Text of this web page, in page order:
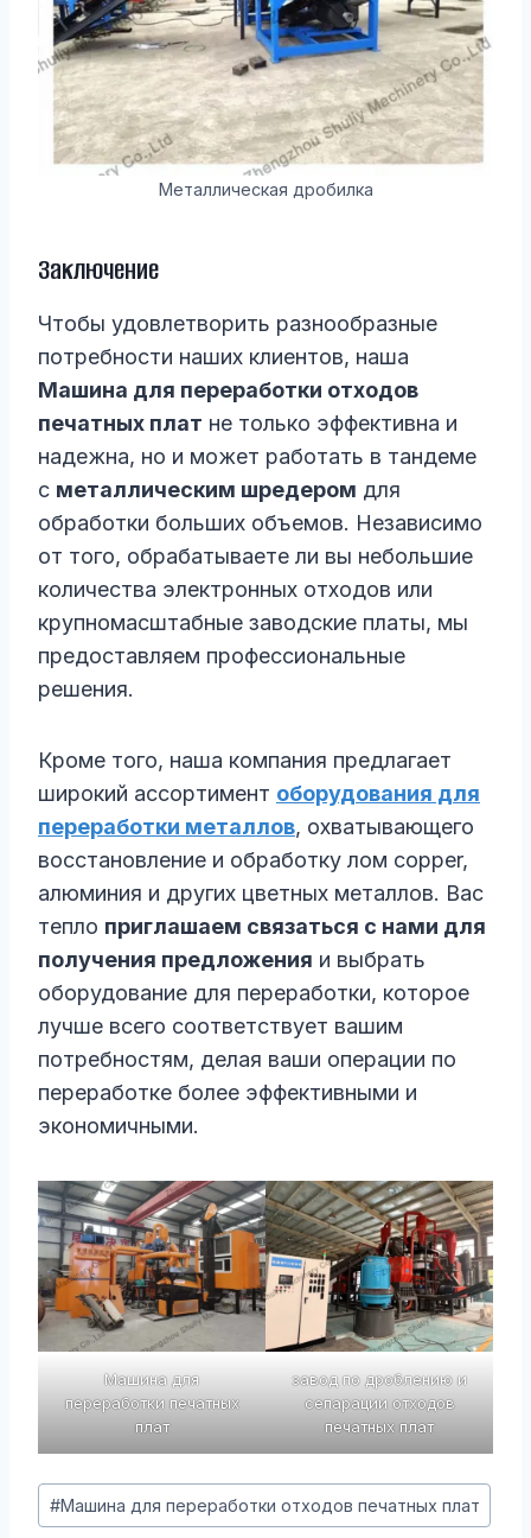
Металлическая дробилка
Заключение
Чтобы удовлетворить разнообразные
потребности наших клиентов, наша
Машина для переработки отходов
печатных плат не только эффективна и
надежна, но и может работать в тандеме
с металлическим шредером для
обработки больших объемов. Независимо
от того, обрабатываете ли вы небольшие
количества электронных отходов или
крупномасштабные заводские платы, мы
предоставляем профессиональные
решения.
Кроме того, наша компания предлагает
широкий ассортимент оборудования для
переработки металлов, охватывающего
восстановление и обработку лом copper,
алюминия и других цветных металлов. Вас
тепло приглашаем связаться с нами для
получения предложения и выбрать
оборудование для переработки, которое
лучше всего соответствует вашим
потребностям, делая ваши операции по
переработке более эффективными и
экономичными.
Машина для
переработки печатных
плат
завод по дроблению и
сепарации отходов
печатных плат
Метки
записи:
#Машина для переработки отходов печатных плат